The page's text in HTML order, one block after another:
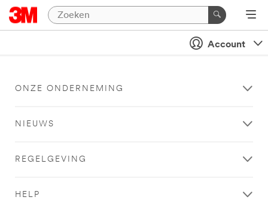
Account
ONZE ONDERNEMING
NIEUWS
REGELGEVING
HELP